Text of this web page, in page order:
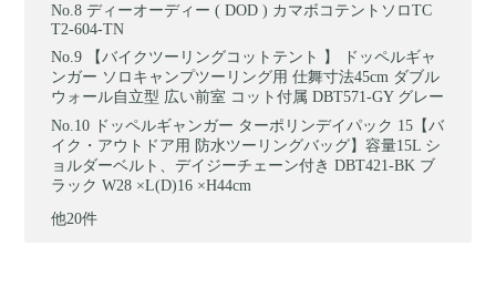
ディーオーディー ( DOD ) カマボコテントソロTC
T2-604-TN
【バイクツーリングコットテント 】 ドッペルギャ
ンガー ソロキャンプツーリング用 仕舞寸法45cm ダブル
ウォール自立型 広い前室 コット付属 DBT571-GY グレー
ドッペルギャンガー ターポリンデイパック 15【バ
イク・アウトドア用 防水ツーリングバッグ】容量15L シ
ョルダーベルト、デイジーチェーン付き DBT421-BK ブ
ラック W28 ×L(D)16 ×H44cm
他20件